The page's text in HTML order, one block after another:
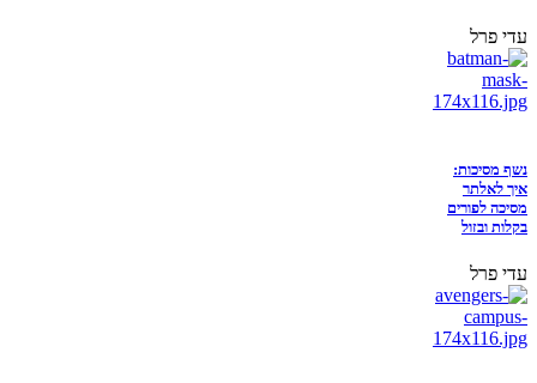
עדי פרל
נשף מסיכות:
איך לאלתר
מסיכה לפורים
בקלות ובזול
עדי פרל